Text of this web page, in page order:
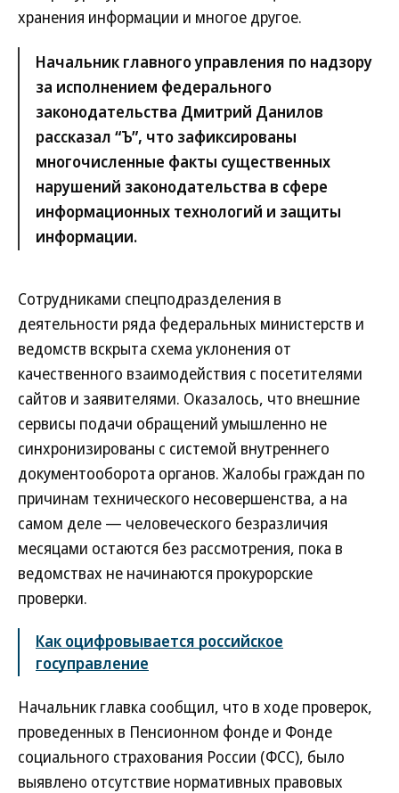
хранения информации и многое другое.
Начальник главного управления по надзору
за исполнением федерального
законодательства Дмитрий Данилов
рассказал “Ъ”, что зафиксированы
многочисленные факты существенных
нарушений законодательства в сфере
информационных технологий и защиты
информации.
Сотрудниками спецподразделения в
деятельности ряда федеральных министерств и
ведомств вскрыта схема уклонения от
качественного взаимодействия с посетителями
сайтов и заявителями. Оказалось, что внешние
сервисы подачи обращений умышленно не
синхронизированы с системой внутреннего
документооборота органов. Жалобы граждан по
причинам технического несовершенства, а на
самом деле — человеческого безразличия
месяцами остаются без рассмотрения, пока в
ведомствах не начинаются прокурорские
проверки.
Как оцифровывается российское
госуправление
Начальник главка сообщил, что в ходе проверок,
проведенных в Пенсионном фонде и Фонде
социального страхования России (ФСС), было
выявлено отсутствие нормативных правовых